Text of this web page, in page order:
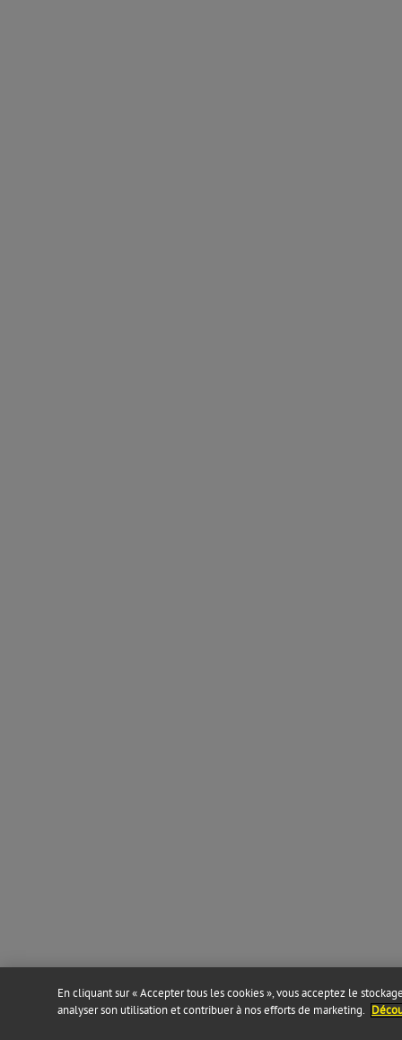
En cliquant sur « Accepter tous les cookies », vous acceptez le
analyser son utilisation et contribuer à nos efforts de marketing.